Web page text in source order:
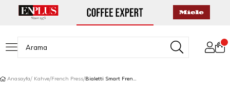
Anasayfa Kahve French Press Bialetti Smart French Press 1 L Kırmızı